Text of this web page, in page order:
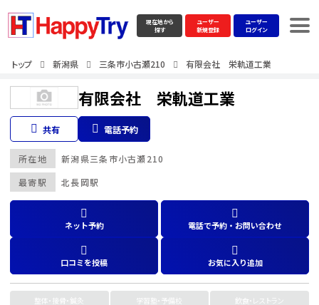
現在地から
探す
ユーザー
新規登録
ユーザー
ログイン
トップ 新潟県 三条市小古瀬210 有限会社 栄軌道工業
有限会社 栄軌道工業
共有 電話予約
最寄駅 北長岡駅
所在地 新潟県三条市小古瀬210
ネット予約 電話で予約・お問い合わせ
口コミを投稿 お気に入り追加
整体・接骨・鍼灸 学習塾・予備校
飲食・レストラン